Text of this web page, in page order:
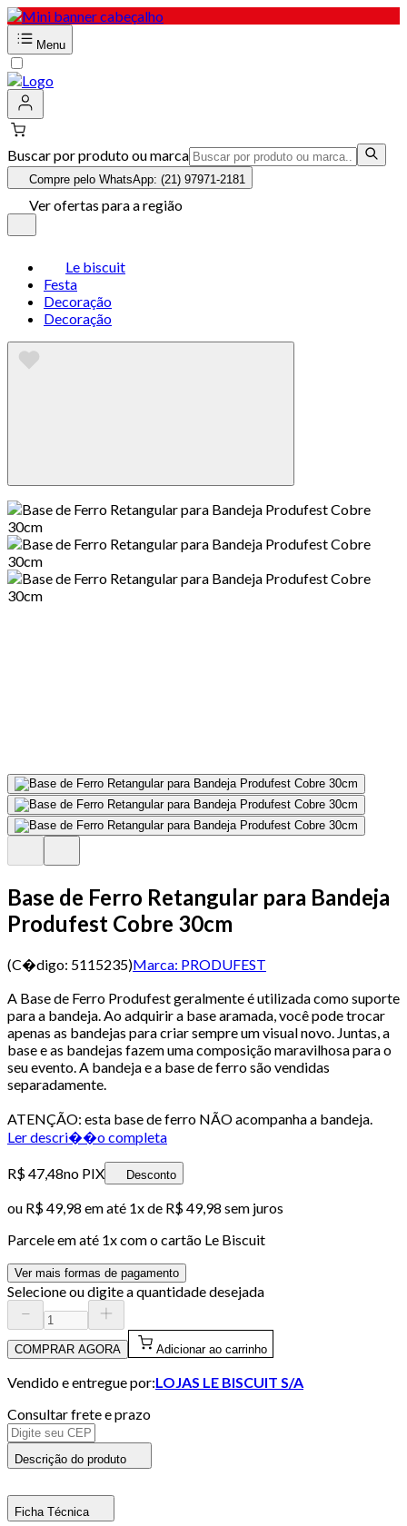
Menu
Buscar por produto ou marca
Compre pelo WhatsApp: (21) 97971-2181
Ver ofertas para a região
Le biscuit
Festa
Decoração
Decoração
Base de Ferro Retangular para Bandeja
Produfest Cobre 30cm
(C�digo: 5115235)Marca: PRODUFEST
A Base de Ferro Produfest geralmente é utilizada como suporte
para a bandeja. Ao adquirir a base aramada, você pode trocar
apenas as bandejas para criar sempre um visual novo. Juntas, a
base e as bandejas fazem uma composição maravilhosa para o
seu evento. A bandeja e a base de ferro são vendidas
separadamente.
ATENÇÃO: esta base de ferro NÃO acompanha a bandeja.
Ler descri��o completa
R$ 47,48no PIX Desconto
ou R$ 49,98 em até 1x de R$ 49,98 sem juros
Parcele em até 1x com o cartão Le Biscuit
Ver mais formas de pagamento
Selecione ou digite a quantidade desejada
COMPRAR AGORA Adicionar ao carrinho
Vendido e entregue por:LOJAS LE BISCUIT S/A
Consultar frete e prazo
Descrição do produto
Ficha Técnica